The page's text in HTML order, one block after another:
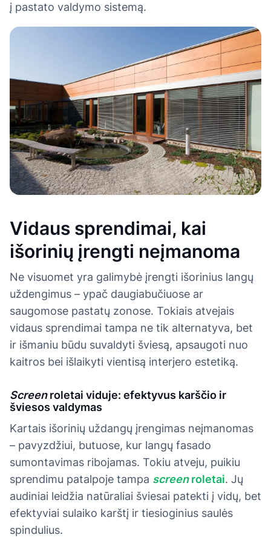
į pastato valdymo sistemą.
Vidaus sprendimai, kai
išorinių įrengti neįmanoma
Ne visuomet yra galimybė įrengti išorinius langų
uždengimus – ypač daugiabučiuose ar
saugomose pastatų zonose. Tokiais atvejais
vidaus sprendimai tampa ne tik alternatyva, bet
ir išmaniu būdu suvaldyti šviesą, apsaugoti nuo
kaitros bei išlaikyti vientisą interjero estetiką.
Screenroletai viduje: efektyvus karščio ir
šviesos valdymas
Kartais išorinių uždangų įrengimas neįmanomas
– pavyzdžiui, butuose, kur langų fasado
sumontavimas ribojamas. Tokiu atveju, puikiu
sprendimu patalpoje tampa screenroletai. Jų
audiniai leidžia natūraliai šviesai patekti į vidų, bet
efektyviai sulaiko karštį ir tiesioginius saulės
spindulius.